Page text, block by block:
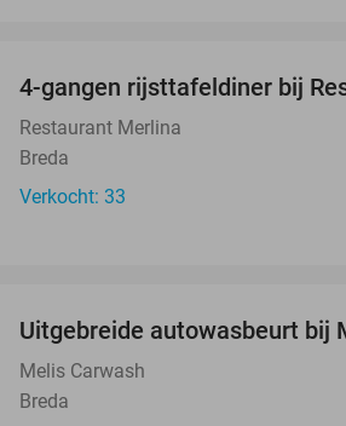
4-gangen rijsttafeldiner bij
Restaurant Merlina
Breda
Verkocht: 33
Uitgebreide autowasbeurt bij
Melis Carwash
Breda